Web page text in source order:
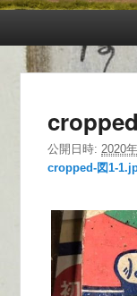
公開日時: 2020
cropped-図1-